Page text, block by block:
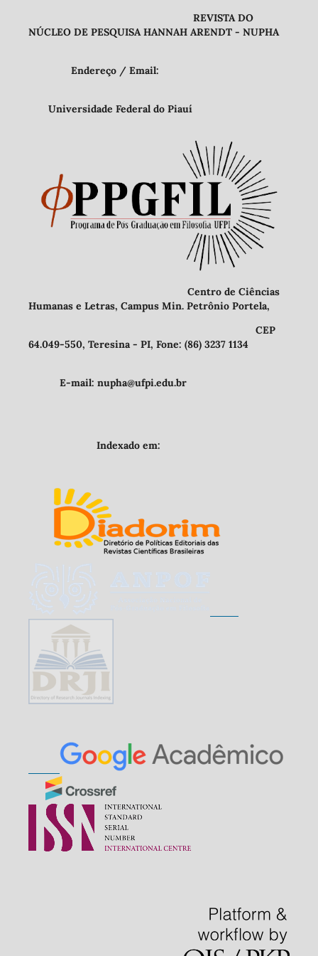
REVISTA DO
NÚCLEO DE PESQUISA HANNAH ARENDT - NUPHA
Endereço / Email:
Universidade Federal do Piauí
Centro de Ciências
Humanas e Letras, Campus Min. Petrônio Portela,
CEP
64.049-550, Teresina - PI, Fone: (86) 3237 1134
E-mail: nupha@ufpi.edu.br
Indexado em: